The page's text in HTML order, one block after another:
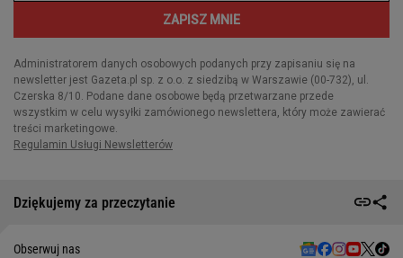
Dziękujemy za przeczytanie
Obserwuj nas